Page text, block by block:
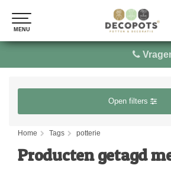
MENU
MENU
Open filters
Home Tags potterie
Producten getagd